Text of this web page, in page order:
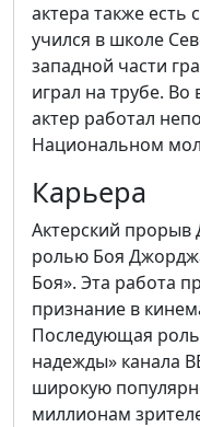
актера также есть
учился в школе
западной части
играл на трубе.
актер работал
Национальном
Карьера
Актерский прорыв
ролью Боя
Боя». Эта работа
признание в
Последующая
надежды» канала
широкую
миллионам